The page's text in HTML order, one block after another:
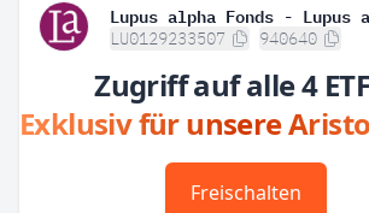
LU0129233507 940640
Zugriff auf alle 4
Exklusiv für unsere
Freischalten